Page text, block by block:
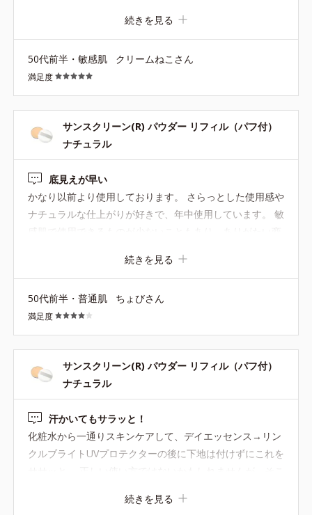
続きを見る
50代前半・敏感肌 クリームねこさん
満足度
サンスクリーン(R) パウダー リフィル（パフ付）
ナチュラル
底見えが早い
かなり以前より使用しております。 さらっとした使用感や
ナチュラルな仕上がりが好きで、年中使用しています。 敏
に感じ、すぐに底見えしてしまいます。 底見えしてからは
縁をくるくるしながら使うのですがそれが軽くストレス。
続きを見る
50代前半・普通肌 ちょびさん
満足度
サンスクリーン(R) パウダー リフィル（パフ付）
ナチュラル
汗かいてもサラッと！
化粧水から一通りスキンケアして、デイエッセンス→リン
クルブライトUVプロテクターの後に下地は付けずにこれを
す。 汗かいてもサラサラ。 汗を抑えてるのかなと思うく
続きを見る